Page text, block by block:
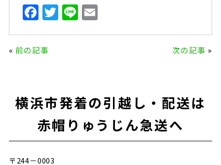
F
a
c
e
o
o
k
T
w
Li
n
E
« 前の記事 次の記事 »
横浜市発着の引越し・配送は
赤帽りゅうじん急送へ
〒244－0003